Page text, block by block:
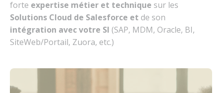
forte expertise métier et technique sur les
Solutions Cloud de Salesforce et de son
intégration avec votre SI (SAP, MDM, Oracle, BI,
SiteWeb/Portail, Zuora, etc.)